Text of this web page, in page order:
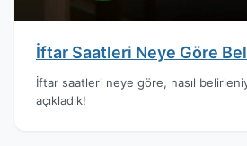
İftar Saatleri Neye Göre
İftar saatleri neye göre, nasıl
açıkladık!